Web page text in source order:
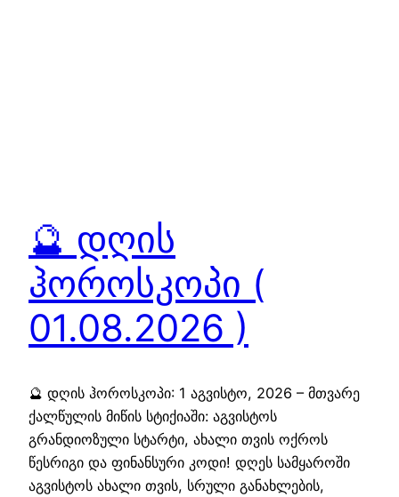
🔮 დღის
ჰოროსკოპი (
01.08.2026 )
🔮 დღის ჰოროსკოპი: 1 აგვისტო, 2026 – მთვარე
ქალწულის მიწის სტიქიაში: აგვისტოს
გრანდიოზული სტარტი, ახალი თვის ოქროს
წესრიგი და ფინანსური კოდი! დღეს სამყაროში
აგვისტოს ახალი თვის, სრული განახლების,